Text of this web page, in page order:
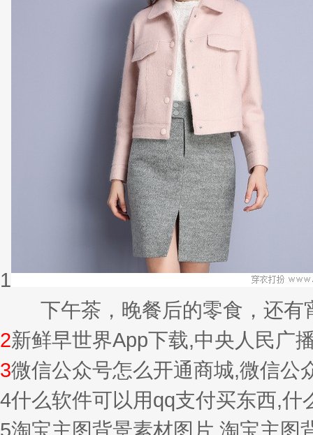
1
下午茶，晚餐后的零食，还有
2新鲜早世界App下载,中央人民广
3微信公众号怎么开通商城,微信公
4什么软件可以用qq支付买东西,什
5淘宝主图背景素材图片,淘宝主图